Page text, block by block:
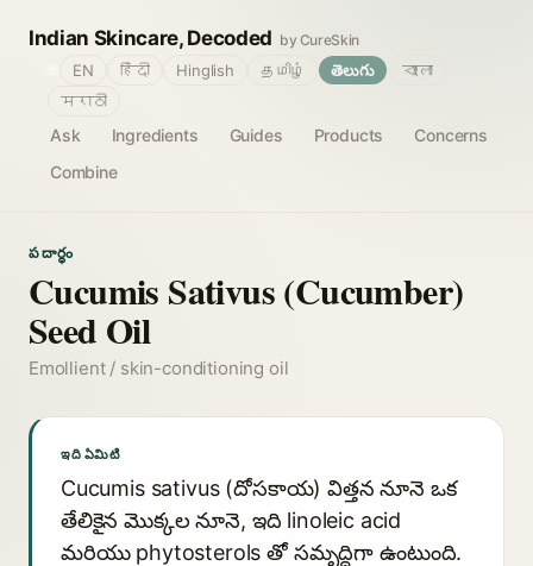
Indian Skincare, Decoded by CureSkin
Ask Ingredients Guides Products
Concerns
Combine
EN हिंदी Hinglish தமிழ் తెలుగు
বাংলা
मराठी
పదార్థం
Cucumis Sativus (Cucumber)
Seed Oil
Emollient / skin-conditioning oil
ఇది ఏమిటి
Cucumis sativus (దోసకాయ) విత్తన నూనె ఒక
తేలికైన మొక్కల నూనె, ఇది linoleic acid
మరియు phytosterols తో సమృద్ధిగా ఉంటుంది.